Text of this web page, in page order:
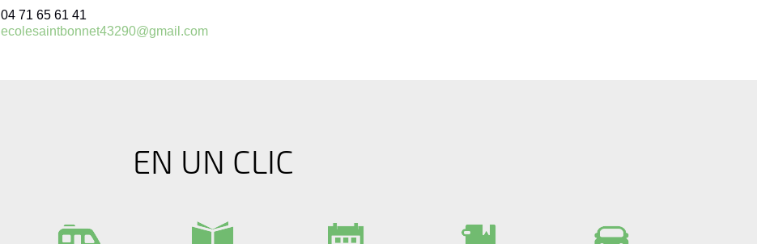
04 71 65 61 41
ecolesaintbonnet43290@gmail.com
EN UN CLIC